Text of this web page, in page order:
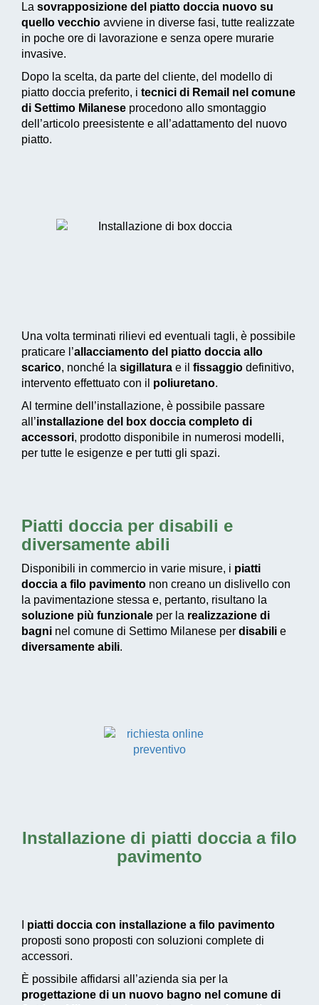
La sovrapposizione del piatto doccia nuovo su
quello vecchio avviene in diverse fasi, tutte realizzate
in poche ore di lavorazione e senza opere murarie
invasive.
Dopo la scelta, da parte del cliente, del modello di
piatto doccia preferito, i tecnici di Remail nel comune
di Settimo Milanese procedono allo smontaggio
dell’articolo preesistente e all’adattamento del nuovo
piatto.
Una volta terminati rilievi ed eventuali tagli, è possibile
praticare l’allacciamento del piatto doccia allo
scarico, nonché la sigillatura e il fissaggio definitivo,
intervento effettuato con il poliuretano.
Al termine dell’installazione, è possibile passare
all’installazione del box doccia completo di
accessori, prodotto disponibile in numerosi modelli,
per tutte le esigenze e per tutti gli spazi.
Piatti doccia per disabili e
diversamente abili
Disponibili in commercio in varie misure, i piatti
doccia a filo pavimento non creano un dislivello con
la pavimentazione stessa e, pertanto, risultano la
soluzione più funzionale per la realizzazione di
bagni nel comune di Settimo Milanese per disabili e
diversamente abili.
Installazione di piatti doccia a filo
pavimento
piatti doccia con installazione a filo pavimento
proposti sono proposti con soluzioni complete di
accessori.
È possibile affidarsi all’azienda sia per la
progettazione di un nuovo bagno nel comune di